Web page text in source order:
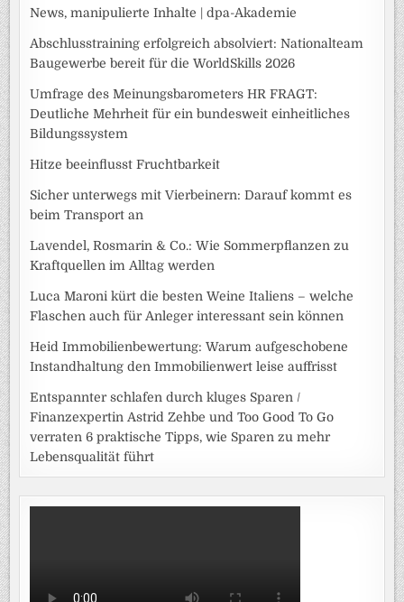
News, manipulierte Inhalte | dpa-Akademie
Abschlusstraining erfolgreich absolviert: Nationalteam
Baugewerbe bereit für die WorldSkills 2026
Umfrage des Meinungsbarometers HR FRAGT:
Deutliche Mehrheit für ein bundesweit einheitliches
Bildungssystem
Hitze beeinflusst Fruchtbarkeit
Sicher unterwegs mit Vierbeinern: Darauf kommt es
beim Transport an
Lavendel, Rosmarin & Co.: Wie Sommerpflanzen zu
Kraftquellen im Alltag werden
Luca Maroni kürt die besten Weine Italiens – welche
Flaschen auch für Anleger interessant sein können
Heid Immobilienbewertung: Warum aufgeschobene
Instandhaltung den Immobilienwert leise auffrisst
Entspannter schlafen durch kluges Sparen /
Finanzexpertin Astrid Zehbe und Too Good To Go
verraten 6 praktische Tipps, wie Sparen zu mehr
Lebensqualität führt